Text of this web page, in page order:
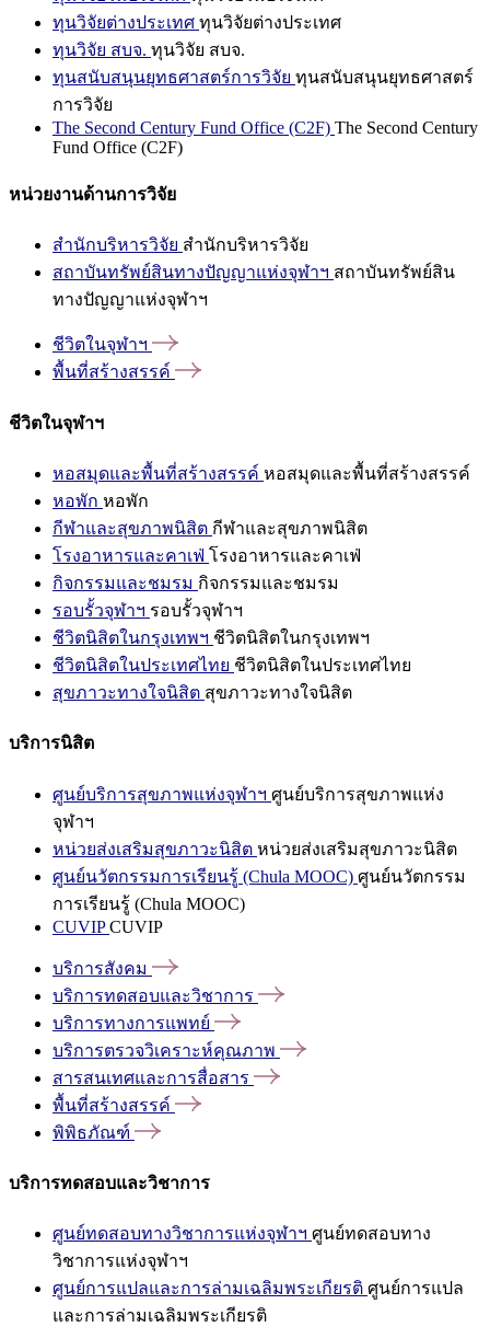
ทุนวิจัยต่างประเทศ ทุนวิจัยต่างประเทศ
ทุนวิจัย สบจ. ทุนวิจัย สบจ.
ทุนสนับสนุนยุทธศาสตร์การวิจัย ทุนสนับสนุนยุทธศาสตร์
การวิจัย
The Second Century Fund Office (C2F) The Second Century
Fund Office (C2F)
หน่วยงานด้านการวิจัย
สำนักบริหารวิจัย สำนักบริหารวิจัย
สถาบันทรัพย์สินทางปัญญาแห่งจุฬาฯ สถาบันทรัพย์สิน
ทางปัญญาแห่งจุฬาฯ
ชีวิตในจุฬาฯ
พื้นที่สร้างสรรค์
ชีวิตในจุฬาฯ
หอสมุดและพื้นที่สร้างสรรค์ หอสมุดและพื้นที่สร้างสรรค์
หอพัก หอพัก
กีฬาและสุขภาพนิสิต กีฬาและสุขภาพนิสิต
โรงอาหารและคาเฟ่ โรงอาหารและคาเฟ่
กิจกรรมและชมรม กิจกรรมและชมรม
รอบรั้วจุฬาฯ รอบรั้วจุฬาฯ
ชีวิตนิสิตในกรุงเทพฯ ชีวิตนิสิตในกรุงเทพฯ
ชีวิตนิสิตในประเทศไทย ชีวิตนิสิตในประเทศไทย
สุขภาวะทางใจนิสิต สุขภาวะทางใจนิสิต
บริการนิสิต
ศูนย์บริการสุขภาพแห่งจุฬาฯ ศูนย์บริการสุขภาพแห่ง
จุฬาฯ
หน่วยส่งเสริมสุขภาวะนิสิต หน่วยส่งเสริมสุขภาวะนิสิต
ศูนย์นวัตกรรมการเรียนรู้ (Chula MOOC) ศูนย์นวัตกรรม
การเรียนรู้ (Chula MOOC)
CUVIPCUVIP
บริการสังคม
บริการทดสอบและวิชาการ
บริการทางการแพทย์
บริการตรวจวิเคราะห์คุณภาพ
สารสนเทศและการสื่อสาร
พื้นที่สร้างสรรค์
พิพิธภัณฑ์
บริการทดสอบและวิชาการ
ศูนย์ทดสอบทางวิชาการแห่งจุฬาฯ ศูนย์ทดสอบทาง
วิชาการแห่งจุฬาฯ
ศูนย์การแปลและการล่ามเฉลิมพระเกียรติ ศูนย์การแปล
และการล่ามเฉลิมพระเกียรติ